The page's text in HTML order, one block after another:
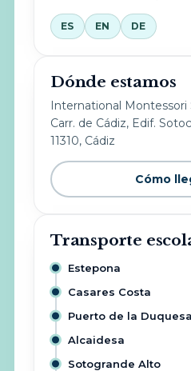
ES EN DE
Dónde estamos
International Montessori
Carr. de Cádiz, Edif.
11310, Cádiz
Cómo
Transporte
Estepona
Casares Costa
Puerto de la Duquesa
Alcaidesa
Sotogrande Alto